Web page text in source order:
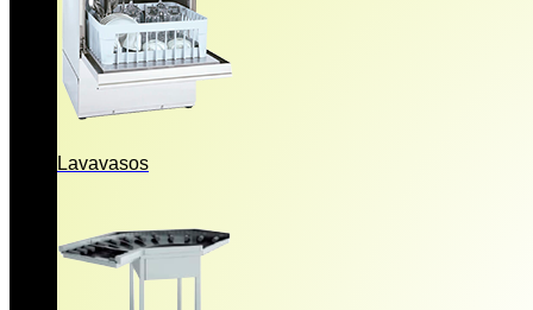
Lavavasos